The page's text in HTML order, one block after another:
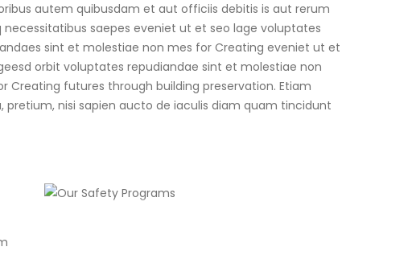
autem quibusdam et aut officiis debitis is aut rerum
necessitatibus saepes eveniet ut et seo lage voluptates
sint et molestiae non mes for Creating eveniet ut et
orbit voluptates repudiandae sint et molestiae non
Creating futures through building preservation. Etiam
pretium, nisi sapien aucto de iaculis diam quam tincidunt